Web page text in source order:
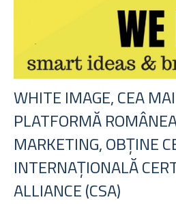
WHITE IMAGE, CEA
PLATFORMĂ
MARKETING, OBȚINE
INTERNAȚIONALĂ
ALLIANCE (CSA)